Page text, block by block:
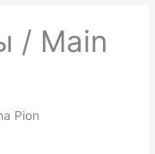
/ Main
Pion